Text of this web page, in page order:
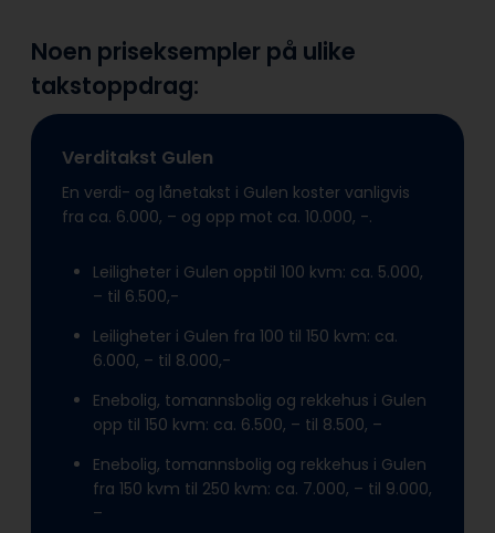
Noen priseksempler på ulike
takstoppdrag:
Verditakst Gulen
En verdi- og lånetakst i Gulen koster vanligvis
fra ca. 6.000, – og opp mot ca. 10.000, -.
Leiligheter i Gulen opptil 100 kvm: ca. 5.000,
– til 6.500,-
Leiligheter i Gulen fra 100 til 150 kvm: ca.
6.000, – til 8.000,-
Enebolig, tomannsbolig og rekkehus i Gulen
opp til 150 kvm: ca. 6.500, – til 8.500, –
Enebolig, tomannsbolig og rekkehus i Gulen
fra 150 kvm til 250 kvm: ca. 7.000, – til 9.000,
–